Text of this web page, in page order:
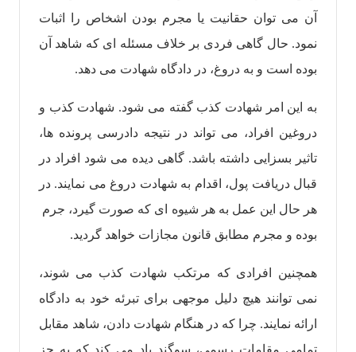
آن می توان حقانیت یا مجرم بودن اشخاص را اثبات
نمود. حال گاهی فردی بر خلاف مسئله ای که شاهد آن
بوده است و به دروغ، در دادگاه شهادت می دهد.
به این امر شهادت کذب گفته می شود. شهادت کذب و
دروغین افراد، می تواند در نتیجه دادرسی پرونده ها،
تاثیر بسزایی داشته باشد. گاهی دیده می شود افراد در
قبال دریافت پول، اقدام به شهادت دروغ می نمایند‌‌. در
هر حال این عمل به هر شیوه ای که صورت گیرد، جرم
بوده و مجرم مطابق قانون مجازات خواهد گردید.
همچنین افرادی که مرتکب شهادت کذب می شوند،
نمی توانند هیچ دلیل موجهی برای تبرئه خود به دادگاه
ارائه نمایند. چرا که در هنگام شهادت دادن، شاهد مقابل
تمامی مقامات رسمی، سوگند یاد می کند که به جز